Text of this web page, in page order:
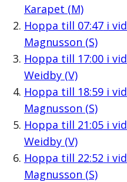
Karapet (M)
Hoppa till 07:47i
Magnusson (S)
Hoppa till 17:00i
Weidby (V)
Hoppa till 18:59i
Magnusson (S)
Hoppa till 21:05i
Weidby (V)
Hoppa till 22:52 i
Magnusson (S)